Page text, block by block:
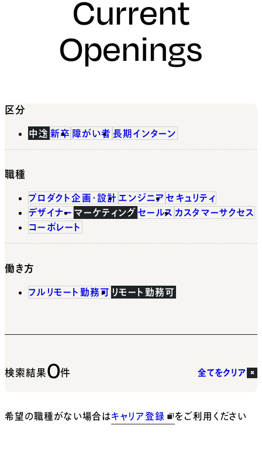
Current
Openings
区分
中途 新卒 障がい者 長期インターン
職種
プロダクト企画・設計 エンジニア セキュリティ
デザイナー マーケティング セールス カスタマーサクセス
コーポレート
働き方
フルリモート勤務可 リモート勤務可
検索結果0件 全てをクリア
希望の職種がない場合はキャリア登録 をご利用ください